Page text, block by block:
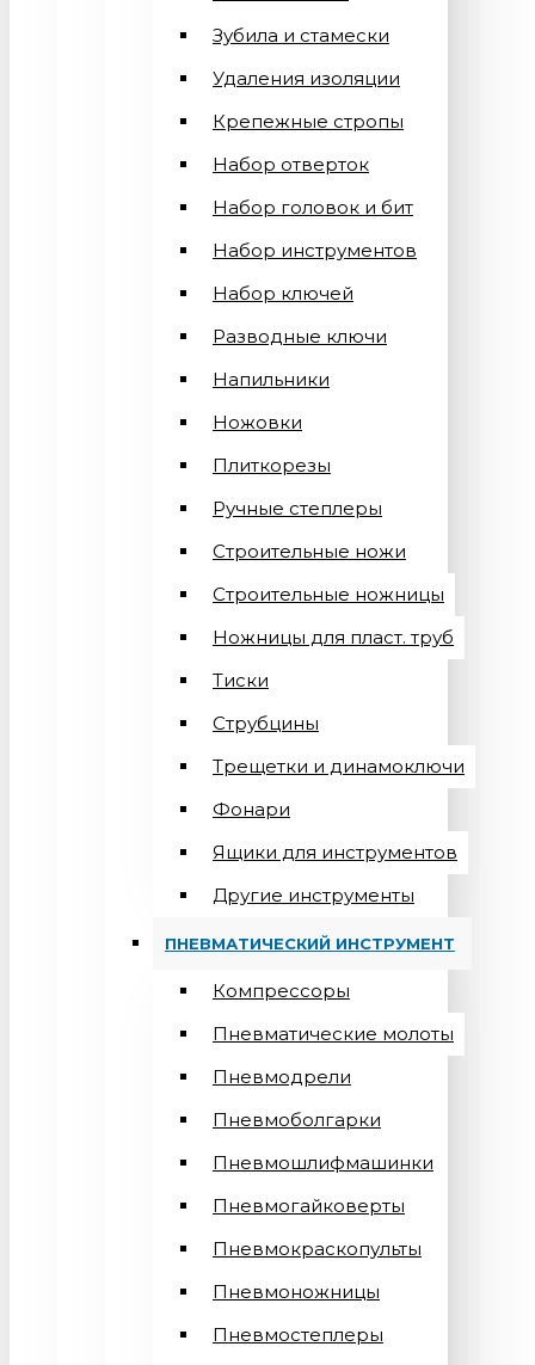
Зубила и стамески
Удаления изоляции
Крепежные стропы
Набор отверток
Набор головок и бит
Набор инструментов
Набор ключей
Разводные ключи
Напильники
Ножовки
Плиткорезы
Ручные степлеры
Строительные ножи
Строительные ножницы
Ножницы для пласт. труб
Тиски
Струбцины
Трещетки и динамоключи
Фонари
Ящики для инструментов
Другие инструменты
ПНЕВМАТИЧЕСКИЙ ИНСТРУМЕНТ
Компрессоры
Пневматические молоты
Пневмодрели
Пневмоболгарки
Пневмошлифмашинки
Пневмогайковерты
Пневмокраскопульты
Пневмоножницы
Пневмостеплеры